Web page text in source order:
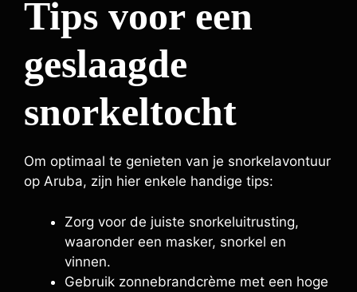
Tips voor een
geslaagde
snorkeltocht
Om optimaal te genieten van je snorkelavontuur
op Aruba, zijn hier enkele handige tips:
Zorg voor de juiste snorkeluitrusting,
waaronder een masker, snorkel en
vinnen.
Gebruik zonnebrandcrème met een hoge